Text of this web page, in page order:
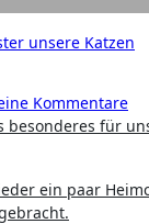
unsere Katzen
Kommentare
ein paar